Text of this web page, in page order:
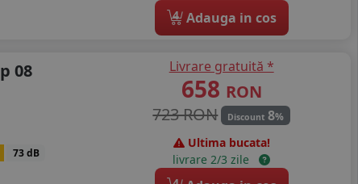
4 Adauga in cos
08
73 dB
Livrare gratuită *
658 RON
723 RON
Discount8%
Ultima bucata!
livrare 2/3 zile